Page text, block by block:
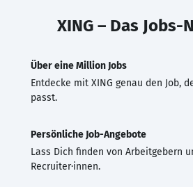
XING – Das Jobs-
Über eine Million Jobs
Entdecke mit XING genau den Job,
passt.
Persönliche Job-Angebote
Lass Dich finden von Arbeitgebern
Recruiter·innen.